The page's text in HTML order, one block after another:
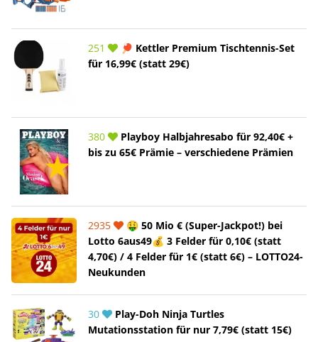
251
🏓 Kettler Premium Tischtennis-Set
für 16,99€ (statt 29€)
380
Playboy Halbjahresabo für 92,40€ +
bis zu 65€ Prämie – verschiedene Prämien
2935
🤑 50 Mio € (Super-Jackpot!) bei
Lotto 6aus49💰 3 Felder für 0,10€ (statt
4,70€) / 4 Felder für 1€ (statt 6€) – LOTTO24-
Neukunden
30
Play-Doh Ninja Turtles
Mutationsstation für nur 7,79€ (statt 15€)